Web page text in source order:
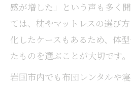
感が増した」という声も多く
ては、枕やマットレスの選び
化したケースもあるため、体
たものを選ぶことが大切です。
岩国市内でも布団レンタルや